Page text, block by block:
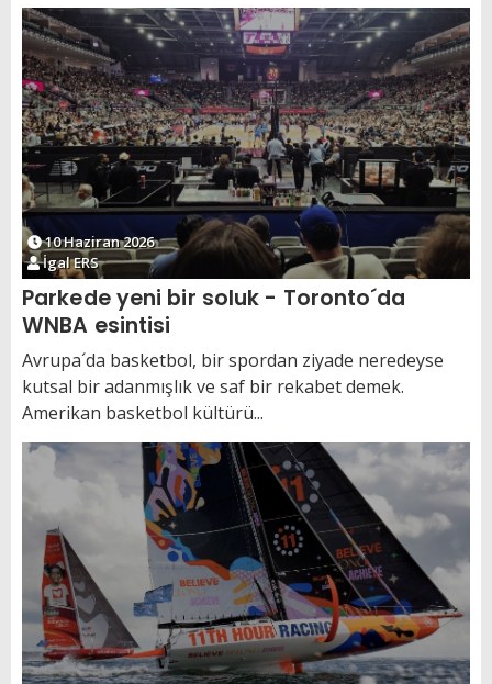
10 Haziran 2026
İgal ERS
Parkede yeni bir soluk - Toronto´da
WNBA esintisi
Avrupa´da basketbol, bir spordan ziyade neredeyse
kutsal bir adanmışlık ve saf bir rekabet demek.
Amerikan basketbol kültürü...